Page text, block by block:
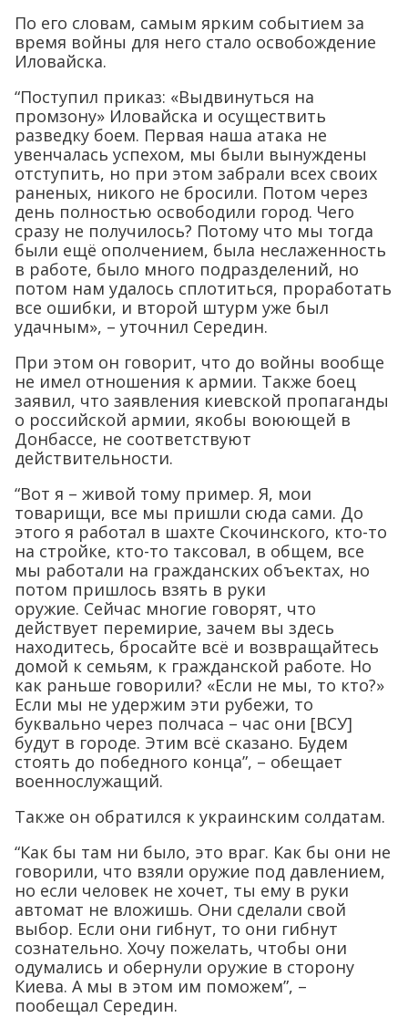
По его словам, самым ярким событием за
время войны для него стало освобождение
Иловайска.
“Поступил приказ: «Выдвинуться на
промзону» Иловайска и осуществить
разведку боем. Первая наша атака не
увенчалась успехом, мы были вынуждены
отступить, но при этом забрали всех своих
раненых, никого не бросили. Потом через
день полностью освободили город. Чего
сразу не получилось? Потому что мы тогда
были ещё ополчением, была неслаженность
в работе, было много подразделений, но
потом нам удалось сплотиться, проработать
все ошибки, и второй штурм уже был
удачным», – уточнил Середин.
При этом он говорит, что до войны вообще
не имел отношения к армии. Также боец
заявил, что заявления киевской пропаганды
о российской армии, якобы воюющей в
Донбассе, не соответствуют
действительности.
“Вот я – живой тому пример. Я, мои
товарищи, все мы пришли сюда сами. До
этого я работал в шахте Скочинского, кто-то
на стройке, кто-то таксовал, в общем, все
мы работали на гражданских объектах, но
потом пришлось взять в руки
оружие. Сейчас многие говорят, что
действует перемирие, зачем вы здесь
находитесь, бросайте всё и возвращайтесь
домой к семьям, к гражданской работе. Но
как раньше говорили? «Если не мы, то кто?»
Если мы не удержим эти рубежи, то
буквально через полчаса – час они [ВСУ]
будут в городе. Этим всё сказано. Будем
стоять до победного конца”, – обещает
военнослужащий.
Также он обратился к украинским солдатам.
“Как бы там ни было, это враг. Как бы они не
говорили, что взяли оружие под давлением,
но если человек не хочет, ты ему в руки
автомат не вложишь. Они сделали свой
выбор. Если они гибнут, то они гибнут
сознательно. Хочу пожелать, чтобы они
одумались и обернули оружие в сторону
Киева. А мы в этом им поможем”, –
пообещал Середин.